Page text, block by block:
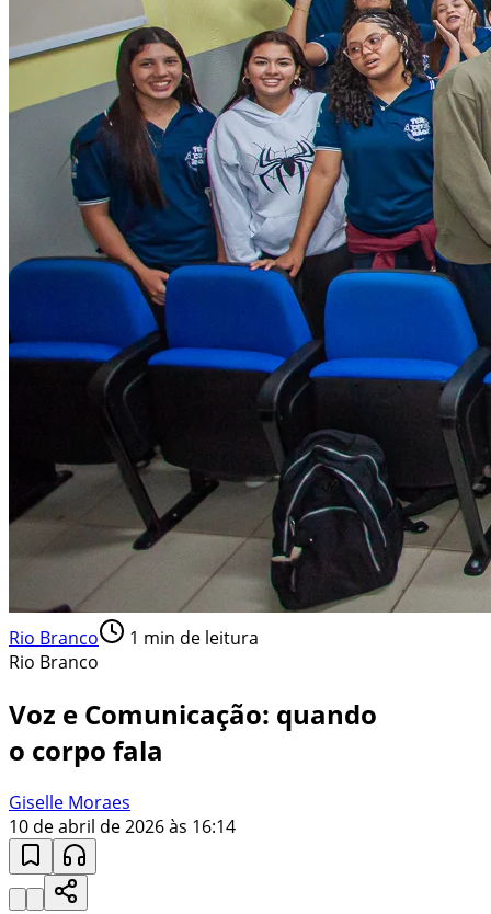
Rio Branco 1 min de leitura
Rio Branco
Voz e Comunicação: quando
o corpo fala
Giselle Moraes
10 de abril de 2026 às 16:14